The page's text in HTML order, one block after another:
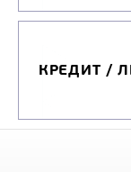
КРЕДИТ /